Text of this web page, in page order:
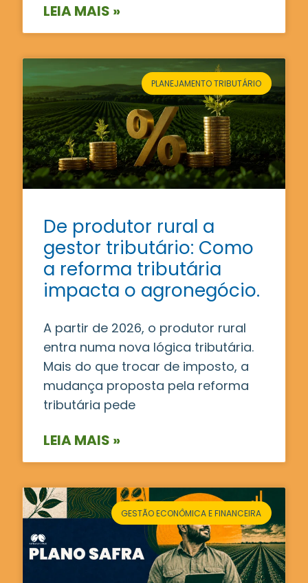
LEIA MAIS »
PLANEJAMENTO TRIBUTÁRIO
De produtor rural a
gestor tributário: Como
a reforma tributária
impacta o agronegócio.
A partir de 2026, o produtor rural
entra numa nova lógica tributária.
Mais do que trocar de imposto, a
mudança proposta pela reforma
tributária pede
LEIA MAIS »
GESTÃO ECONÔMICA E FINANCEIRA